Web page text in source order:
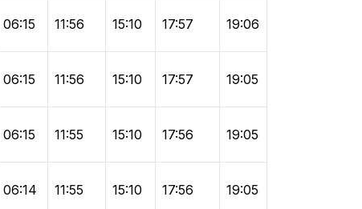
06:15 11:56 15:10 17:57 19:06
06:15 11:56 15:10 17:57 19:05
06:15 11:55 15:10 17:56 19:05
06:14 11:55 15:10 17:56 19:05